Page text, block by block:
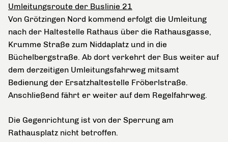
Umleitungsroute der Buslinie 21
Von Grötzingen Nord kommend erfolgt die Umleitung
nach der Haltestelle Rathaus über die Rathausgasse,
Krumme Straße zum Niddaplatz und in die
Büchelbergstraße. Ab dort verkehrt der Bus weiter auf
dem derzeitigen Umleitungsfahrweg mitsamt
Bedienung der Ersatzhaltestelle Fröberlstraße.
Anschließend fährt er weiter auf dem Regelfahrweg.
Die Gegenrichtung ist von der Sperrung am
Rathausplatz nicht betroffen.